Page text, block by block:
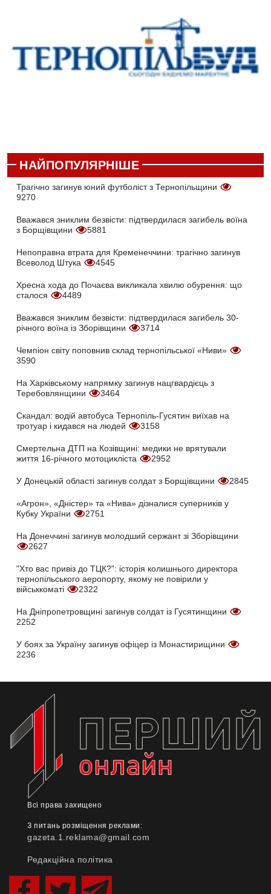
НАЙПОПУЛЯРНІШЕ
Трагічно загинув юний футболіст з Тернопільщини
9270
Вважався зниклим безвісти: підтвердилася загибель воїна
з Борщівщини
5881
Непоправна втрата для Кременеччини: трагічно загинув
Всеволод Штука
4545
Хресна хода до Почаєва викликала хвилю обурення: що
сталося
4489
Вважався зниклим безвісти: підтвердилася загибель 30-
річного воїна із Зборівщини
3714
Чемпіон світу поповнив склад тернопільської «Ниви»
3590
На Харківському напрямку загинув нацгвардієць з
Теребовлянщини
3464
Скандал: водій автобуса Тернопіль-Гусятин виїхав на
тротуар і кидався на людей
3158
Смертельна ДТП на Козівщині: медики не врятували
життя 16-річного мотоцикліста
2952
У Донецькій області загинув солдат з Борщівщини 2845
«Агрон», «Дністер» та «Нива» дізналися суперників у
Кубку України
2751
На Донеччині загинув молодший сержант зі Зборівщини
2627
"Хто вас привіз до ТЦК?": історія колишнього директора
тернопільського аеропорту, якому не повірили у
військкоматі
2322
На Дніпропетровщині загинув солдат із Гусятинщини
2252
У боях за Україну загинув офіцер із Монастирищини
2236
Всі права захищено
З питань розміщення реклами:
gazeta.1.reklama@gmail.com
Редакційна політика